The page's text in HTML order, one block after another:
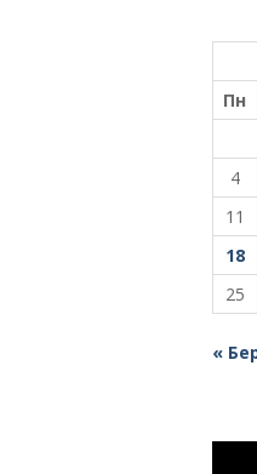
Пн
4
11
18
25
«